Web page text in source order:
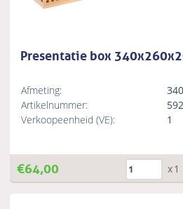
Presentatie box
Afmeting:
Artikelnummer:
Verkoopeenheid (VE):
1
€64,00 x1